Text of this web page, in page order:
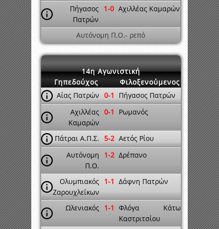
Πήγασος
Πατρών
1-0 Αχιλλέας Καμαρών
Αυτόνομη Π.Ο.- ρεπό
14η Αγωνιστική
Γηπεδούχος
Φιλοξενούμενος
Αίας Πατρών 0-1
Πήγασος Πατρών
Αχιλλέας
Καμαρών
0-1 Ρωμανός
Πάτραι Α.Π.Σ. 5-2 Αετός Ρίου
Αυτόνομη
Π.Ο.
1-2 Δρέπανο
Ολυμπιακός
Ζαρουχλεΐκων
1-1 Δάφνη Πατρών
Ωλενιακός 1-1 Φλόγα Κάτω
Καστριτσίου